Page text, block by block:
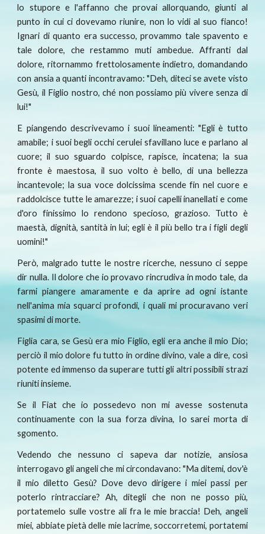
lo stupore e l'affanno che provai allorquando, giunti al
punto in cui ci dovevamo riunire, non lo vidi al suo fianco!
Ignari di quanto era successo, provammo tale spavento e
tale dolore, che restammo muti ambedue. Affranti dal
dolore, ritornammo frettolosamente indietro, domandando
con ansia a quanti incontravamo: "Deh, diteci se avete visto
Gesù, il Figlio nostro, ché non possiamo più vivere senza di
lui!"
E piangendo descrivevamo i suoi lineamenti: "Egli è tutto
amabile; i suoi begli occhi cerulei sfavillano luce e parlano al
cuore; il suo sguardo colpisce, rapisce, incatena; la sua
fronte è maestosa, il suo volto è bello, di una bellezza
incantevole; la sua voce dolcissima scende fin nel cuore e
raddolcisce tutte le amarezze; i suoi capelli inanellati e come
d'oro finissimo lo rendono specioso, grazioso. Tutto è
maestà, dignità, santità in lui; egli è il più bello tra i figli degli
uomini!"
Però, malgrado tutte le nostre ricerche, nessuno ci seppe
dir nulla. Il dolore che io provavo rincrudiva in modo tale, da
farmi piangere amaramente e da aprire ad ogni istante
nell'anima mia squarci profondi, i quali mi procuravano veri
spasimi di morte.
Figlia cara, se Gesù era mio Figlio, egli era anche il mio Dio;
perciò il mio dolore fu tutto in ordine divino, vale a dire, così
potente ed immenso da superare tutti gli altri possibili strazi
riuniti insieme.
Se il Fiat che io possedevo non mi avesse sostenuta
continuamente con la sua forza divina, Io sarei morta di
sgomento.
Vedendo che nessuno ci sapeva dar notizie, ansiosa
interrogavo gli angeli che mi circondavano: "Ma ditemi, dov'è
il mio diletto Gesù? Dove devo dirigere i miei passi per
poterlo rintracciare? Ah, ditegli che non ne posso più,
portatemelo sulle vostre ali fra le mie braccia! Deh, angeli
miei, abbiate pietà delle mie lacrime, soccorretemi, portatemi